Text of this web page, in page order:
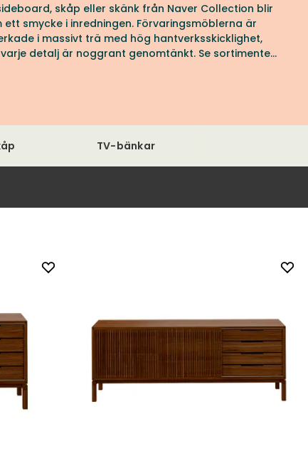
skåp eller skänk från Naver Collection blir
ett smycke i inredningen. Förvaringsmöblerna är
i massivt trä med hög hantverksskicklighet,
detalj är noggrant genomtänkt. Se sortimentet
TV-bänkar